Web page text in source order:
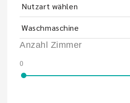
Anzahl Zimmer
0